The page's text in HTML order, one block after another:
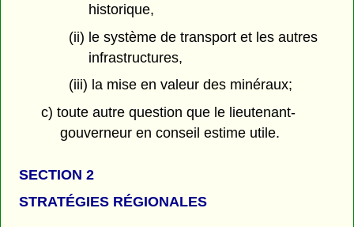
historique,
(ii) le système de transport et les autres
infrastructures,
(iii) la mise en valeur des minéraux;
c) toute autre question que le lieutenant-
gouverneur en conseil estime utile.
SECTION 2
STRATÉGIES RÉGIONALES